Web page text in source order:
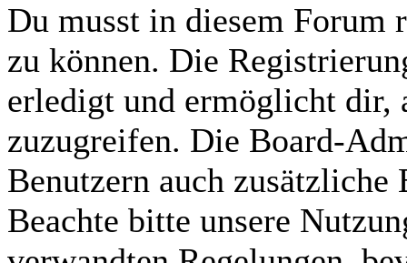
Du musst in diesem Forum
zu können. Die
erledigt und ermöglicht dir,
zuzugreifen. Die Board-
Benutzern auch zusätzliche
Beachte bitte unsere